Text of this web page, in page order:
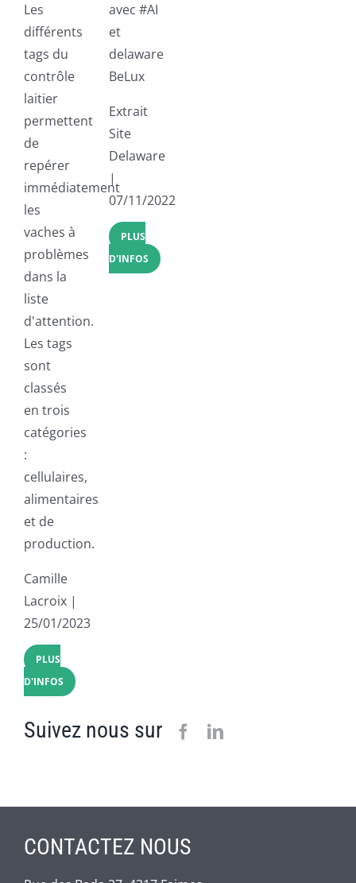
Les
différents
tags du
contrôle
laitier
permettent
de
repérer
immédiatement
les
vaches à
problèmes
dans la
liste
d'attention.
Les tags
sont
classés
en trois
catégories
:
cellulaires,
alimentaires
et de
production.
Camille
Lacroix |
25/01/2023
PLUS
D'INFOS
avec #AI
et
delaware
BeLux
Extrait
Site
Delaware
|
07/11/2022
PLUS
D'INFOS
Suivez nous sur
CONTACTEZ NOUS